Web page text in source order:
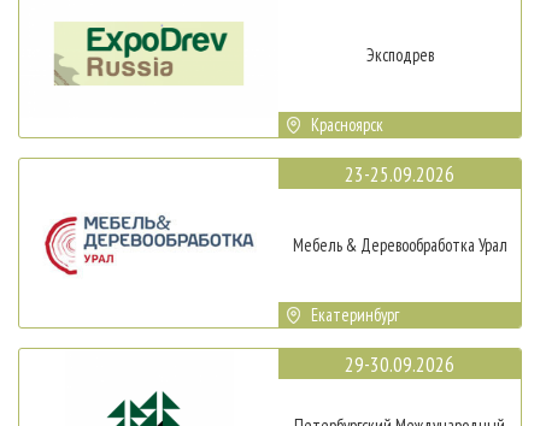
Эксподрев
Красноярск
23-25.09.2026
Мебель & Деревообработка Урал
Екатеринбург
29-30.09.2026